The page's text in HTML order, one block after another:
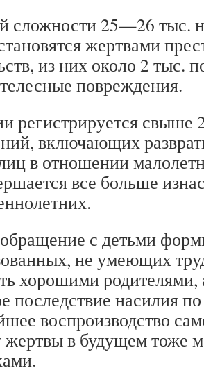
25—26 тыс.
жертвами
из них около 2 тыс.
повреждения.
регистрируется свыше
включающих
в отношении
все больше
с детьми
не умеющих
хорошими родителями,
последствие насилия
воспроизводство
жертвы в будущем тоже